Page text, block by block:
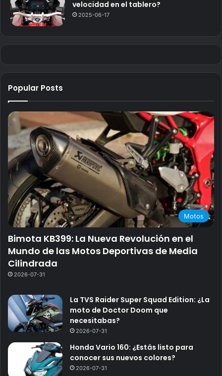
velocidad en el tablero?
2025-06-17
Popular Posts
Motos
Bimota KB399: La Nueva Revolución en el
Mundo de las Motos Deportivas de Media
Cilindrada
2026-07-31
La TVS Raider Super Squad Edition: ¿La
moto de Doctor Doom que
necesitabas?
2026-07-31
Honda Vario 160: ¿Estás listo para
conocer sus nuevos colores?
2026-07-31